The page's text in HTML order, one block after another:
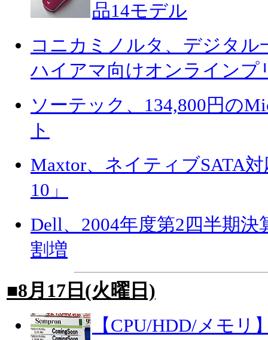
品14モデル
コニカミノルタ、デジタル
ハイアマ向けオンラインプ
ソーテック、134,800円の
ト
Maxtor、ネイティブSATA
10」
Dell、2004年度第2四半期
割増
■8月17日(火曜日)
【CPU/HDD/メモリ